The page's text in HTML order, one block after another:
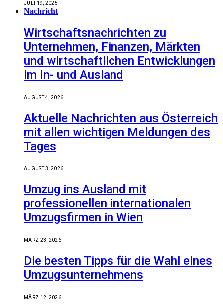
JULI 19, 2025
Nachricht
Wirtschaftsnachrichten zu
Unternehmen, Finanzen, Märkten
und wirtschaftlichen Entwicklungen
im In- und Ausland
AUGUST 4, 2026
Aktuelle Nachrichten aus Österreich
mit allen wichtigen Meldungen des
Tages
AUGUST 3, 2026
Umzug ins Ausland mit
professionellen internationalen
Umzugsfirmen in Wien
MÄRZ 23, 2026
Die besten Tipps für die Wahl eines
Umzugsunternehmens
MÄRZ 12, 2026